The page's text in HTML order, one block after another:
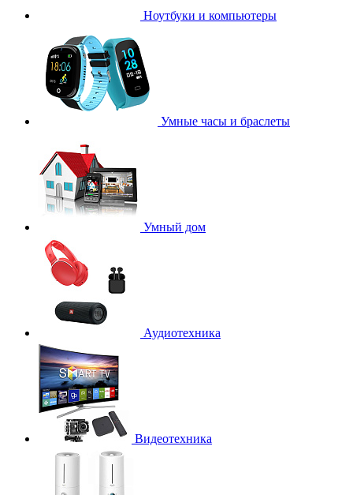
Ноутбуки и компьютеры
Умные часы и браслеты
Умный дом
Аудиотехника
Видеотехника